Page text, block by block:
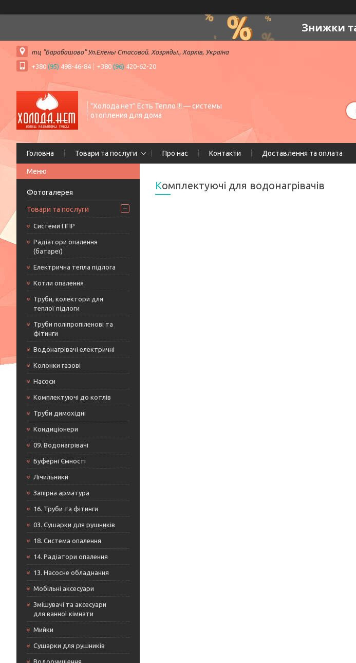
тц "Барабашово" Ул.Елены Стасовой. Хозряды., Харків, Україна
+380 (95) 498-46-84 +380 (96) 420-62-20
"Холода.нет" Есть Тепло !!! — системы
отопления для дома
Головна Товари та послуги Про нас Контакти Доставлення та оплата
Фотогалерея
Товари та послуги
Системи ППР
Радіатори опалення
(батареї)
Електрична тепла підлога
Котли опалення
Труби, колектори для
теплої підлоги
Труби поліпропіленові та
фітинги
Водонагрівачі електричні
Колонки газові
Насоси
Комплектуючі до котлів
Труби димохідні
Кондиціонери
09. Водонагрівачі
Буферні Ємності
Лічильники
Запірна арматура
16. Труби та фітинги
03. Сушарки для рушників
18. Система опалення
14. Радіатори опалення
13. Насосне обладнання
Мобільні аксесуари
Змішувачі та аксесуари
для ванної кімнати
Мийки
Сушарки для рушників
Водоочищення
Комплектуючі для водонагрівачів